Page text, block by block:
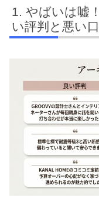
やばいは嘘
い評判と悪い